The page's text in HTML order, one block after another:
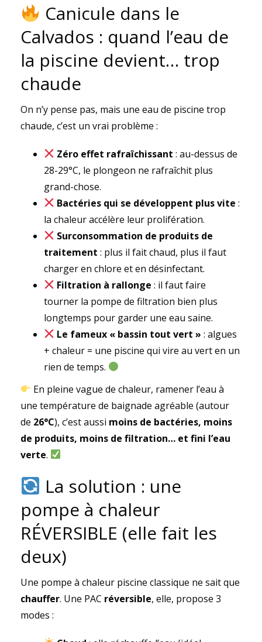
Canicule dans le
Calvados : quand l’eau de
la piscine devient… trop
chaude
On n’y pense pas, mais une eau de piscine trop
chaude, c’est un vrai problème :
Zéro effet rafraîchissant : au-dessus de
28-29°C, le plongeon ne rafraîchit plus
grand-chose.
Bactéries qui se développent plus vite :
la chaleur accélère leur prolifération.
Surconsommation de produits de
traitement : plus il fait chaud, plus il faut
charger en chlore et en désinfectant.
Filtration à rallonge : il faut faire
tourner la pompe de filtration bien plus
longtemps pour garder une eau saine.
Le fameux « bassin tout vert » : algues
+ chaleur = une piscine qui vire au vert en un
rien de temps.
En pleine vague de chaleur, ramener l’eau à
une température de baignade agréable (autour
de 26°C), c’est aussi moins de bactéries, moins
de produits, moins de filtration… et fini l’eau
verte.
La solution : une
pompe à chaleur
RÉVERSIBLE (elle fait les
deux)
Une pompe à chaleur piscine classique ne sait que
chauffer. Une PAC réversible, elle, propose 3
modes :